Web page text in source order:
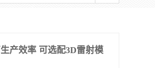
产效率 可选配3D雷射模